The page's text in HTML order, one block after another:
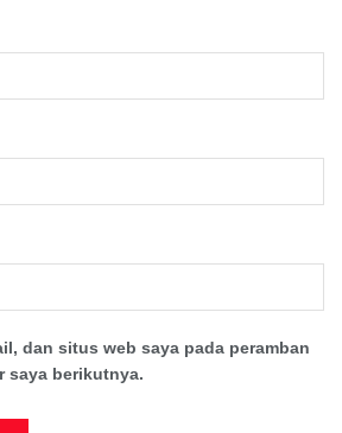
dan situs web saya pada peramban
saya berikutnya.